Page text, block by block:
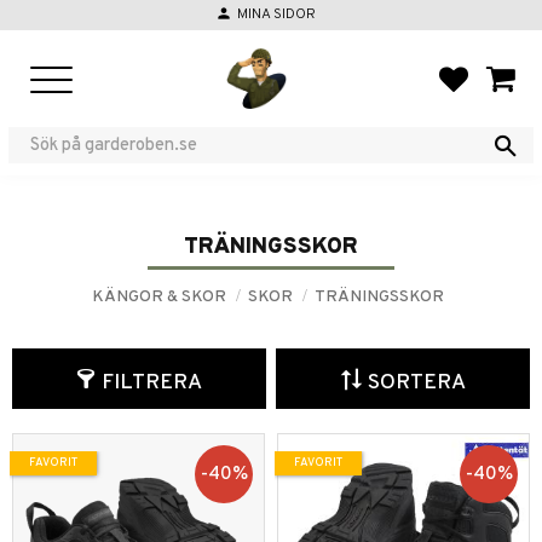
person MINA SIDOR
TRÄNINGSSKOR
KÄNGOR & SKOR SKOR TRÄNINGSSKOR
FILTRERA SORTERA
40%
FAVORIT 40%
FAVORIT